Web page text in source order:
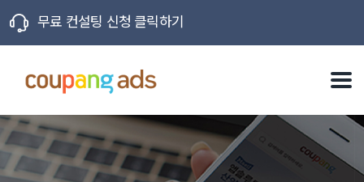
무료 컨설팅 신청 클릭하기
X